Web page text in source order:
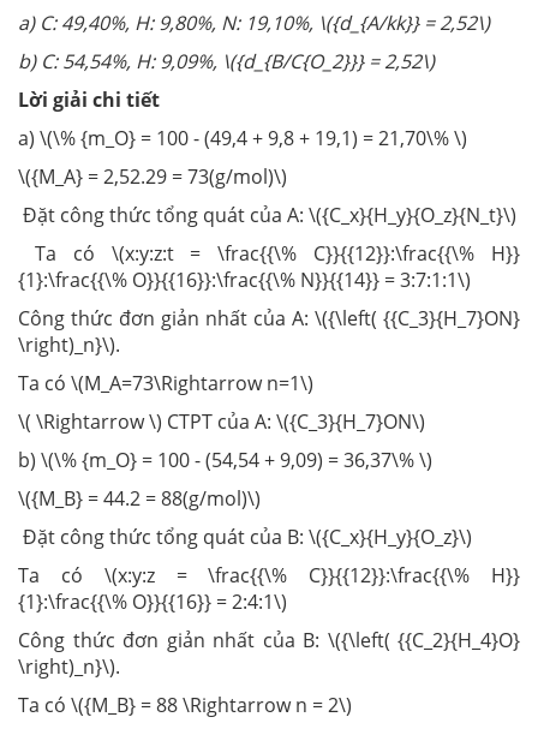
a) C: 49,40%, H: 9,80%, N: 19,10%, \({d_{A/kk}} = 2,52\)
b) C: 54,54%, H: 9,09%, \({d_{B/C{O_2}}} = 2,52\)
Lời giải chi tiết
a) \(\% {m_O} = 100 - (49,4 + 9,8 + 19,1) = 21,70\% \)
\({M_A} = 2,52.29 = 73(g/mol)\)
Đặt công thức tổng quát của A: \({C_x}{H_y}{O_z}{N_t}\)
Ta có \(x:y:z:t = \frac{{\% C}}{{12}}:\frac{{\% H}}
{1}:\frac{{\% O}}{{16}}:\frac{{\% N}}{{14}} = 3:7:1:1\)
Công thức đơn giản nhất của A: \({\left( {{C_3}{H_7}ON}
\right)_n}\).
Ta có \(M_A=73\Rightarrow n=1\)
\( \Rightarrow \) CTPT của A: \({C_3}{H_7}ON\)
b) \(\% {m_O} = 100 - (54,54 + 9,09) = 36,37\% \)
\({M_B} = 44.2 = 88(g/mol)\)
Đặt công thức tổng quát của B: \({C_x}{H_y}{O_z}\)
Ta có \(x:y:z = \frac{{\% C}}{{12}}:\frac{{\% H}}
{1}:\frac{{\% O}}{{16}} = 2:4:1\)
Công thức đơn giản nhất của B: \({\left( {{C_2}{H_4}O}
\right)_n}\).
Ta có \({M_B} = 88 \Rightarrow n = 2\)